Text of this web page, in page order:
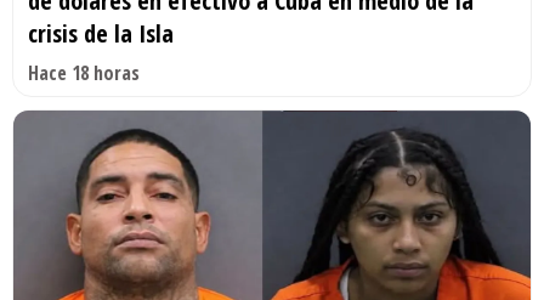
crisis de la Isla
Hace 18 horas